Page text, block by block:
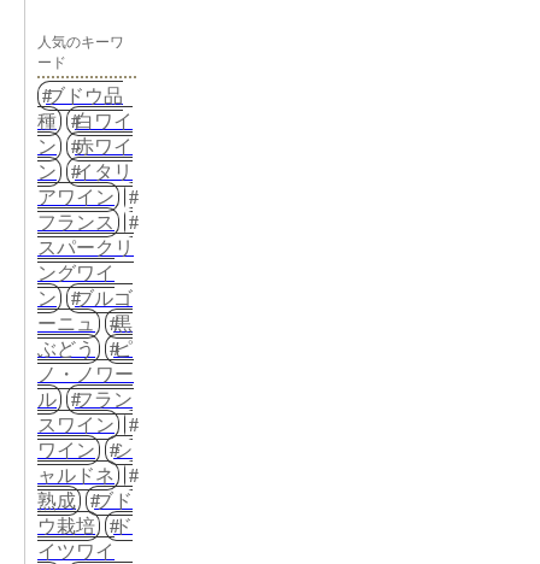
人気のキーワ
ード
ブドウ品
種
白ワイ
ン
赤ワイ
ン
イタリ
アワイン
フランス
スパークリ
ングワイ
ン
ブルゴ
ーニュ
黒
ぶどう
ピ
ノ・ノワー
ル
フラン
スワイン
ワイン
シ
ャルドネ
熟成
ブド
ウ栽培
ド
イツワイ